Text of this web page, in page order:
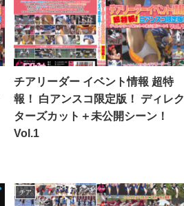
チアリーダー イベント情報 超特
報！ 白アンスコ限定版！ ディレク
ターズカット＋未公開シーン！
Vol.1
チア